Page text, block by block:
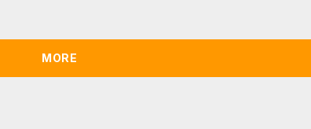
す。特別な夏のひとときをご堪能ください！ ■ 発送・注
くなっていることがございますが、品質には問題ございません
MORE